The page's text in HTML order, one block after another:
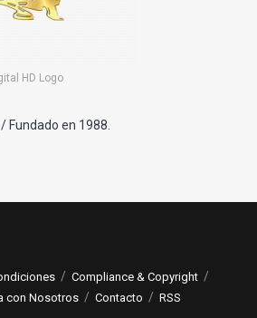
HD Logo
Fundado en 1988.
Compliance & Copyright
con Nosotros Contacto RSS